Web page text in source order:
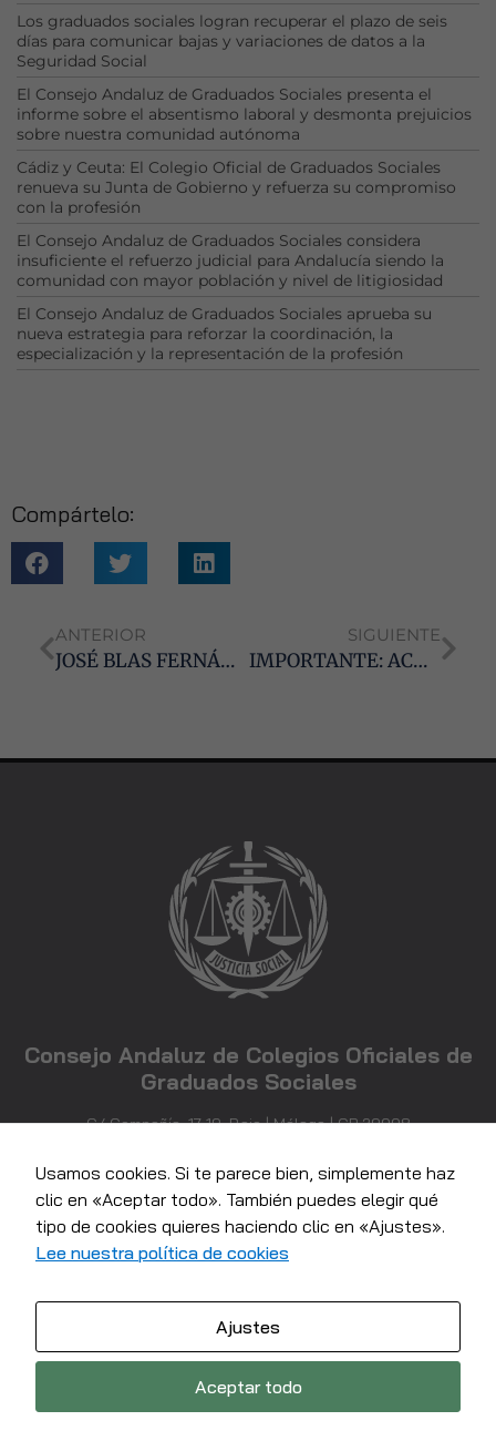
Los graduados sociales logran recuperar el plazo de seis
días para comunicar bajas y variaciones de datos a la
Seguridad Social
El Consejo Andaluz de Graduados Sociales presenta el
informe sobre el absentismo laboral y desmonta prejuicios
sobre nuestra comunidad autónoma
Cádiz y Ceuta: El Colegio Oficial de Graduados Sociales
renueva su Junta de Gobierno y refuerza su compromiso
con la profesión
El Consejo Andaluz de Graduados Sociales considera
insuficiente el refuerzo judicial para Andalucía siendo la
comunidad con mayor población y nivel de litigiosidad
El Consejo Andaluz de Graduados Sociales aprueba su
nueva estrategia para reforzar la coordinación, la
especialización y la representación de la profesión
Compártelo:
ANTERIOR
JOSÉ BLAS FERNÁNDEZ, NOMBRADO COLEGIADO DE HONOR, EN SU CATEGORÍA DE ORO, DE LOS GRADUADOS SOCIALES DE SEVILLA
SIGUIENTE
IMPORTANTE: ACUERDO DEL PRESIDENTE DEL TSJ DE ANDALUCÍA COVID-19
Consejo Andaluz de Colegios Oficiales de
Graduados Sociales
C/ Compañía, 17-19, Bajo | Málaga | CP 29008
info@consejoandaluzgraduadossociales.com
© 2022 Consejo Andaluz de colegios Oficiales de Graduados
Sociales - Todos los derechos reservados
Política de Privacidad Aviso Legal
Usamos cookies. Si te parece bien, simplemente haz
clic en «Aceptar todo». También puedes elegir qué
tipo de cookies quieres haciendo clic en «Ajustes».
Lee nuestra política de cookies
Ajustes
Aceptar todo
necesarias
para que
web.
Estadísticas
Para que
funcionalidad
y estructura
base a cómo
se usa la web.
funcionalidades
desaparecerán
Marketing
mientras visitas
nuestro sitio,
aumentas la
posibilidad de
ver contenido y
ofertas
personalizados.